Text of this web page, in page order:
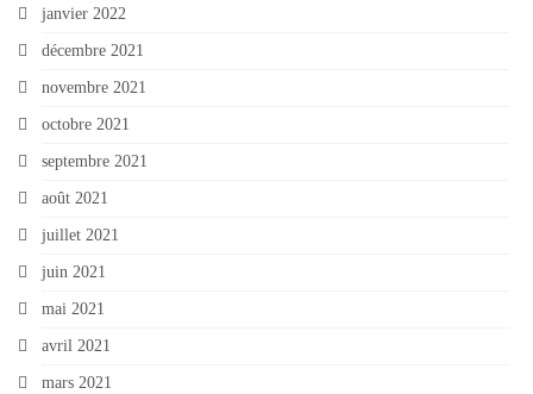
janvier 2022
décembre 2021
novembre 2021
octobre 2021
septembre 2021
août 2021
juillet 2021
juin 2021
mai 2021
avril 2021
mars 2021